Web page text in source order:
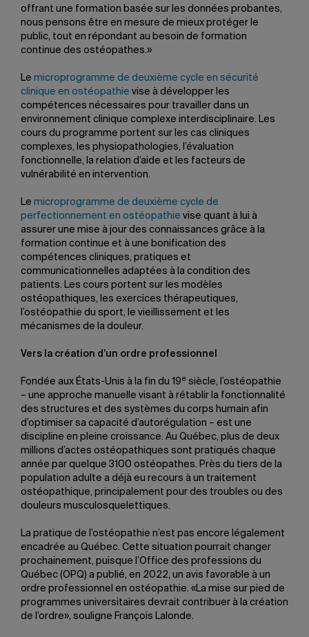
offrant une formation basée sur les données probantes,
nous pensons être en mesure de mieux protéger le
public, tout en répondant au besoin de formation
continue des ostéopathes.»
Le microprogramme de deuxième cycle en sécurité
clinique en ostéopathie vise à développer les
compétences nécessaires pour travailler dans un
environnement clinique complexe interdisciplinaire. Les
cours du programme portent sur les cas cliniques
complexes, les physiopathologies, l’évaluation
fonctionnelle, la relation d’aide et les facteurs de
vulnérabilité en intervention.
Le microprogramme de deuxième cycle de
perfectionnement en ostéopathie vise quant à lui à
assurer une mise à jour des connaissances grâce à la
formation continue et à une bonification des
compétences cliniques, pratiques et
communicationnelles adaptées à la condition des
patients. Les cours portent sur les modèles
ostéopathiques, les exercices thérapeutiques,
l’ostéopathie du sport, le vieillissement et les
mécanismes de la douleur.
Vers la création d’un ordre professionnel
Fondée aux États-Unis à la fin du 19 e siècle, l’ostéopathie
– une approche manuelle visant à rétablir la fonctionnalité
des structures et des systèmes du corps humain afin
d’optimiser sa capacité d’autorégulation – est une
discipline en pleine croissance. Au Québec, plus de deux
millions d’actes ostéopathiques sont pratiqués chaque
année par quelque 3100 ostéopathes. Près du tiers de la
population adulte a déjà eu recours à un traitement
ostéopathique, principalement pour des troubles ou des
douleurs musculosquelettiques.
La pratique de l’ostéopathie n’est pas encore légalement
encadrée au Québec. Cette situation pourrait changer
prochainement, puisque l’Office des professions du
Québec (OPQ) a publié, en 2022, un avis favorable à un
ordre professionnel en ostéopathie. «La mise sur pied de
programmes universitaires devrait contribuer à la création
de l’ordre», souligne François Lalonde.